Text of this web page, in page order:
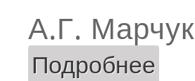
А.Г. Марчук
Подробнее